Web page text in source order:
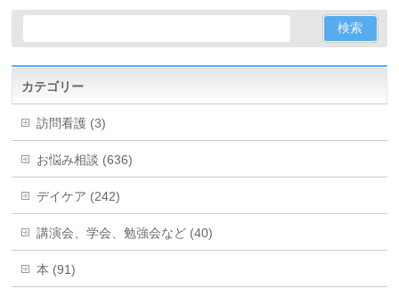
カテゴリー
訪問看護 (3)
お悩み相談 (636)
デイケア (242)
講演会、学会、勉強会など (40)
本 (91)